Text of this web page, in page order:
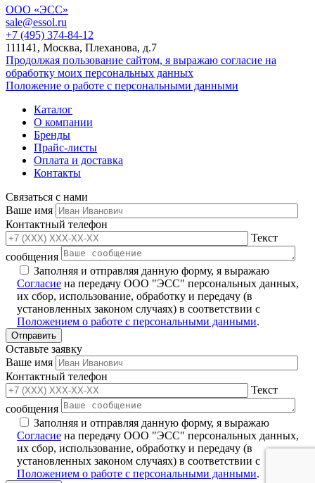
ООО «ЭСС»
sale@essol.ru
+7 (495) 374-84-12
111141, Москва, Плеханова, д.7
Продолжая пользование сайтом, я выражаю согласие на
обработку моих персональных данных
Положение о работе с персональными данными
Каталог
О компании
Бренды
Прайс-листы
Оплата и доставка
Контакты
Связаться с нами
Ваше имя
Контактный телефон
Текст
сообщения
Заполняя и отправляя данную форму, я выражаю
Согласие на передачу ООО "ЭСС" персональных данных,
их сбор, использование, обработку и передачу (в
установленных законом случаях) в соответствии с
Положением о работе с персональными данными.
Оставьте заявку
Ваше имя
Контактный телефон
Текст
сообщения
Заполняя и отправляя данную форму, я выражаю
Согласие на передачу ООО "ЭСС" персональных данных,
их сбор, использование, обработку и передачу (в
установленных законом случаях) в соответствии с
Положением о работе с персональными данными.